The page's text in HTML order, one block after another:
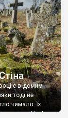
є відомим
тоді не
чимало. Їх
Нині на